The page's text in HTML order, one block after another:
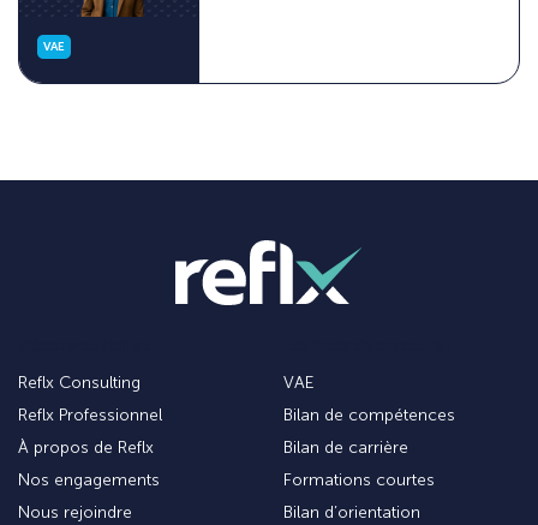
VAE
Reflx Consulting
Reflx Professionnel
À propos de Reflx
Nos engagements
Nous rejoindre
VAE
Bilan de compétences
Bilan de carrière
Formations courtes
Bilan d’orientation